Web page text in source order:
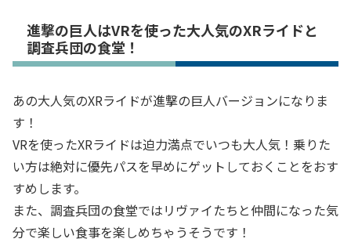
進撃の巨人はVRを使った大人気のXRライドと
調査兵団の食堂！
あの大人気のXRライドが進撃の巨人バージョンになりま
す！
VRを使ったXRライドは迫力満点でいつも大人気！乗りた
い方は絶対に優先パスを早めにゲットしておくことをおす
すめします。
また、調査兵団の食堂ではリヴァイたちと仲間になった気
分で楽しい食事を楽しめちゃうそうです！